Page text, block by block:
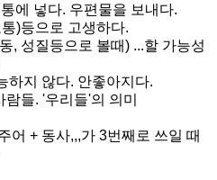
에 넣다. 우편물을 보내다.
)등으로 고생하다.
, 성질등으로 볼때) ...할 가능성
하지 않다. 안좋아지다.
들. '우리들'의 의미
어 + 동사,,,가 3번째로 쓰일 때